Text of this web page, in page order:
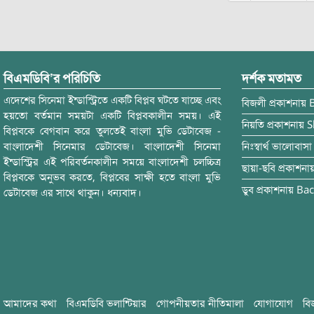
বিএমডিবি’র পরিচিতি
এদেশের সিনেমা ইন্ডাস্ট্রিতে একটি বিপ্লব ঘটতে যাচ্ছে এবং
হয়তো বর্তমান সময়টা একটি বিপ্লবকালীন সময়। এই
বিপ্লবকে বেগবান করে তুলতেই বাংলা মুভি ডেটাবেজ -
বাংলাদেশী সিনেমার ডেটাবেজ। বাংলাদেশী সিনেমা
ইন্ডাস্ট্রির এই পরিবর্তনকালীন সময়ে বাংলাদেশী চলচ্চিত্র
বিপ্লবকে অনুভব করতে, বিপ্লবের সাক্ষী হতে বাংলা মুভি
ডেটাবেজ এর সাথে থাকুন। ধন্যবাদ।
দর্শক মতামত
বিজলী প্রকাশনায়
নিয়তি প্রকাশনায়
নিঃস্বার্থ ভালোবাসা
ছায়া-ছবি
ডুব প্রকাশনায়
আমাদের কথা বিএমডিবি ভলান্টিয়ার গোপনীয়তার নীতিমালা যোগাযোগ